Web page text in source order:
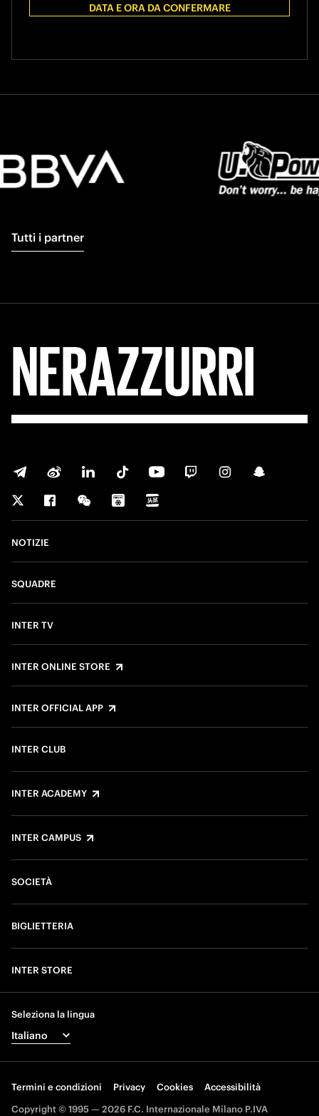
DATA E ORA DA CONFERMARE
Tutti i partner
NERAZZURRI
NOTIZIE
SQUADRE
INTER TV
INTER ONLINE STORE
INTER OFFICIAL APP
INTER CLUB
INTER ACADEMY
INTER CAMPUS
SOCIETÀ
BIGLIETTERIA
INTER STORE
Seleziona la lingua
Termini e condizioni Privacy Cookies
Accessibilità
Copyright © 1995 — 2026 F.C. Internazionale Milano P.IVA